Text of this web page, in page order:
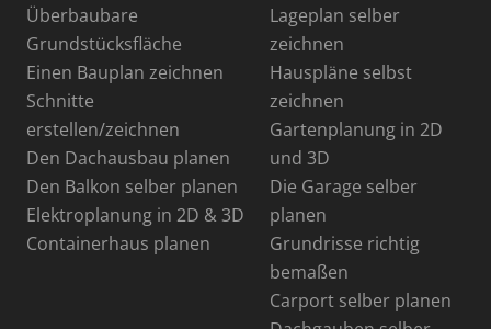
Überbaubare
Grundstücksfläche
Einen Bauplan zeichnen
Schnitte
erstellen/zeichnen
Den Dachausbau planen
Den Balkon selber planen
Elektroplanung in 2D & 3D
Containerhaus planen
Lageplan selber
zeichnen
Hauspläne selbst
zeichnen
Gartenplanung in 2D
und 3D
Die Garage selber
planen
Grundrisse richtig
bemaßen
Carport selber planen